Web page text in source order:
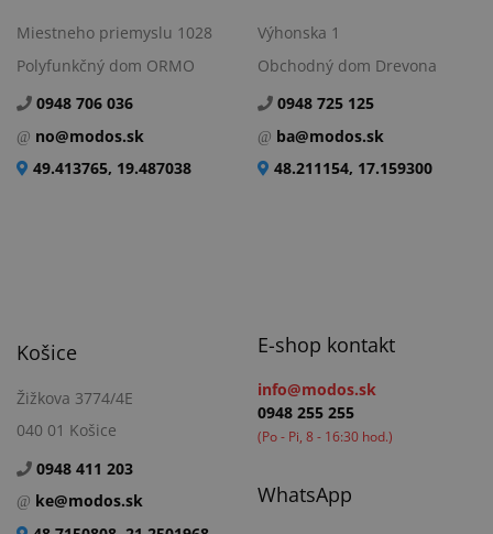
Miestneho priemyslu 1028
Polyfunkčný dom ORMO
0948 706 036
no@modos.sk
49.413765, 19.487038
Výhonska 1
Obchodný dom Drevona
0948 725 125
ba@modos.sk
48.211154, 17.159300
Košice
Žižkova 3774/4E
040 01 Košice
0948 411 203
ke@modos.sk
E-shop kontakt
info@modos.sk
0948 255 255
(Po - Pi, 8 - 16:30 hod.)
WhatsApp